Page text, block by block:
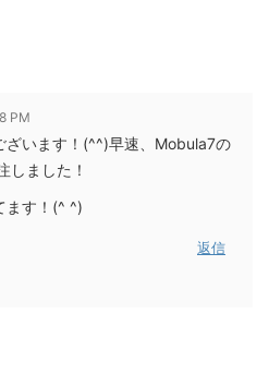
PM
ざいます！(^^)早速、Mobula7の
しました！
ます！(^ ^)
返信